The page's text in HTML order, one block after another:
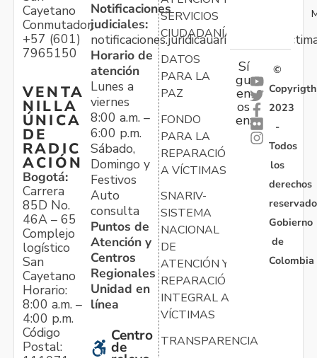
Cayetano
Conmutador:
+57 (601)
7965150
VENTA
NILLA
ÚNICA
DE
RADIC
ACIÓN
Bogotá:
Carrera
85D No.
46A – 65
Complejo
logístico
San
Cayetano
Horario:
8:00 a.m. –
4:00 p.m.
Código
Postal:
Notificaciones
judiciales:
Horario de
atención
Lunes a
viernes
8:00 a.m. –
6:00 p.m.
Sábado,
Domingo y
Festivos
Auto
consulta
Puntos de
Atención y
Centros
Regionales
Unidad en
línea
Centro
de
SERVICIOS
CIUDADANÍA
DATOS
PARA LA
PAZ
FONDO
PARA LA
REPARACIÓN
A VÍCTIMAS
SNARIV-
SISTEMA
NACIONAL
DE
ATENCIÓN Y
REPARACIÓN
INTEGRAL A
VÍCTIMAS
TRANSPARENCIA
Sí
gu
en
os
en:
©
Copyrigth
2023
-
Todos
los
derechos
Gobierno
de
Colombia